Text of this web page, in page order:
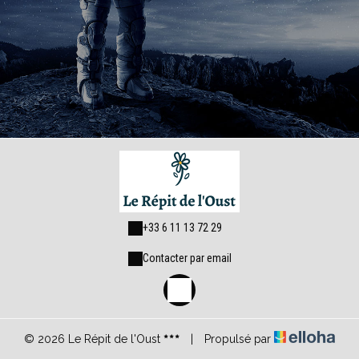
+33 6 11 13 72 29
Contacter par email
© 2026 Le Répit de l'Oust Propulsé par